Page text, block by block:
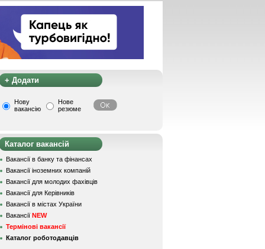
+ Додати
Нову
вакансію
Нове
резюме
Каталог вакансій
Вакансії в банку та фінансах
Вакансії іноземних компаній
Вакансії для молодих фахівців
Вакансії для Керівників
Вакансії в містах України
Вакансії NEW
Термінові вакансії
Каталог роботодавців